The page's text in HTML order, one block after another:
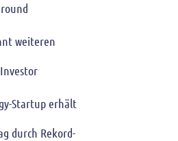
weiteren
Startup erhält
durch Rekord-